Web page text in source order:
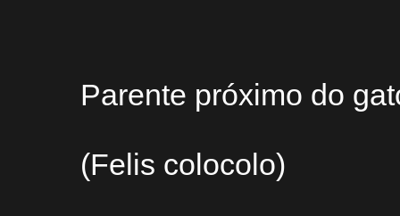
Parente próximo do
(Felis colocolo)